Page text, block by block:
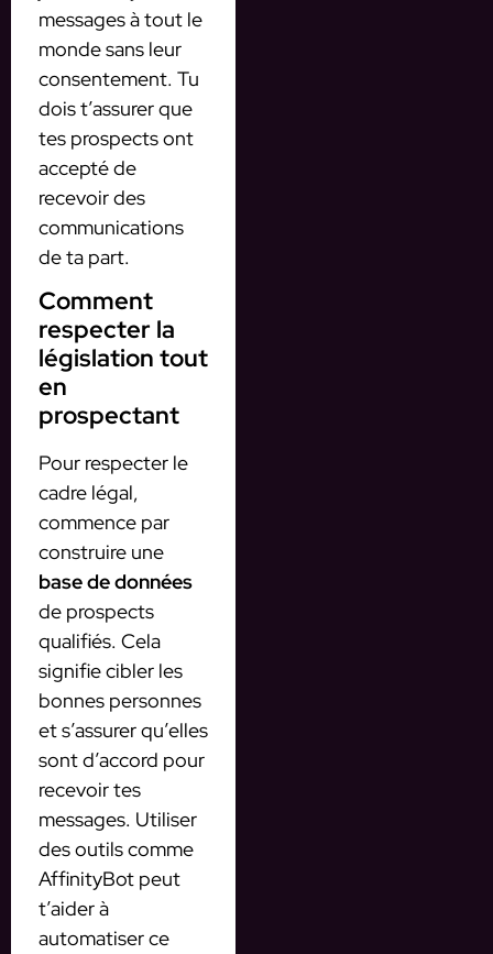
messages à tout le
monde sans leur
consentement. Tu
dois t’assurer que
tes prospects ont
accepté de
recevoir des
communications
de ta part.
Comment
respecter la
législation tout
en
prospectant
Pour respecter le
cadre légal,
commence par
construire une
base de données
de prospects
qualifiés. Cela
signifie cibler les
bonnes personnes
et s’assurer qu’elles
sont d’accord pour
recevoir tes
messages. Utiliser
des outils comme
AffinityBot peut
t’aider à
automatiser ce